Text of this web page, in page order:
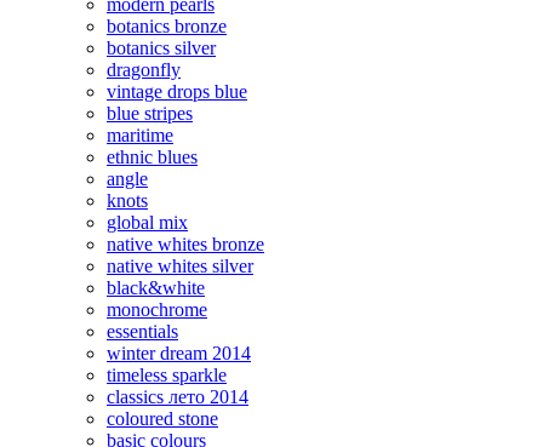
modern pearls
botanics bronze
botanics silver
dragonfly
vintage drops blue
blue stripes
maritime
ethnic blues
angle
knots
global mix
native whites bronze
native whites silver
black&white
monochrome
essentials
winter dream 2014
timeless sparkle
classics лето 2014
coloured stone
basic colours